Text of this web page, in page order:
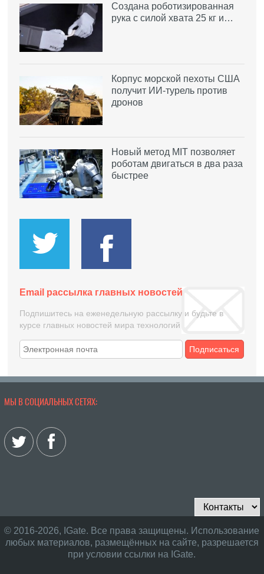
Создана роботизированная
рука с силой хвата 25 кг и…
Корпус морской пехоты США
получит ИИ-турель против
дронов
Новый метод MIT позволяет
роботам двигаться в два раза
быстрее
Email рассылка главных новостей
Подпишитесь на еженедельную рассылку и будьте в
курсе главных новостей мира технологий
Подписаться
МЫ В СОЦИАЛЬНЫХ СЕТЯХ:
© 2016-2026, IGate. Все права защищены. Использование
любых материалов, размещённых на сайте, разрешается
при условии ссылки на IGate.